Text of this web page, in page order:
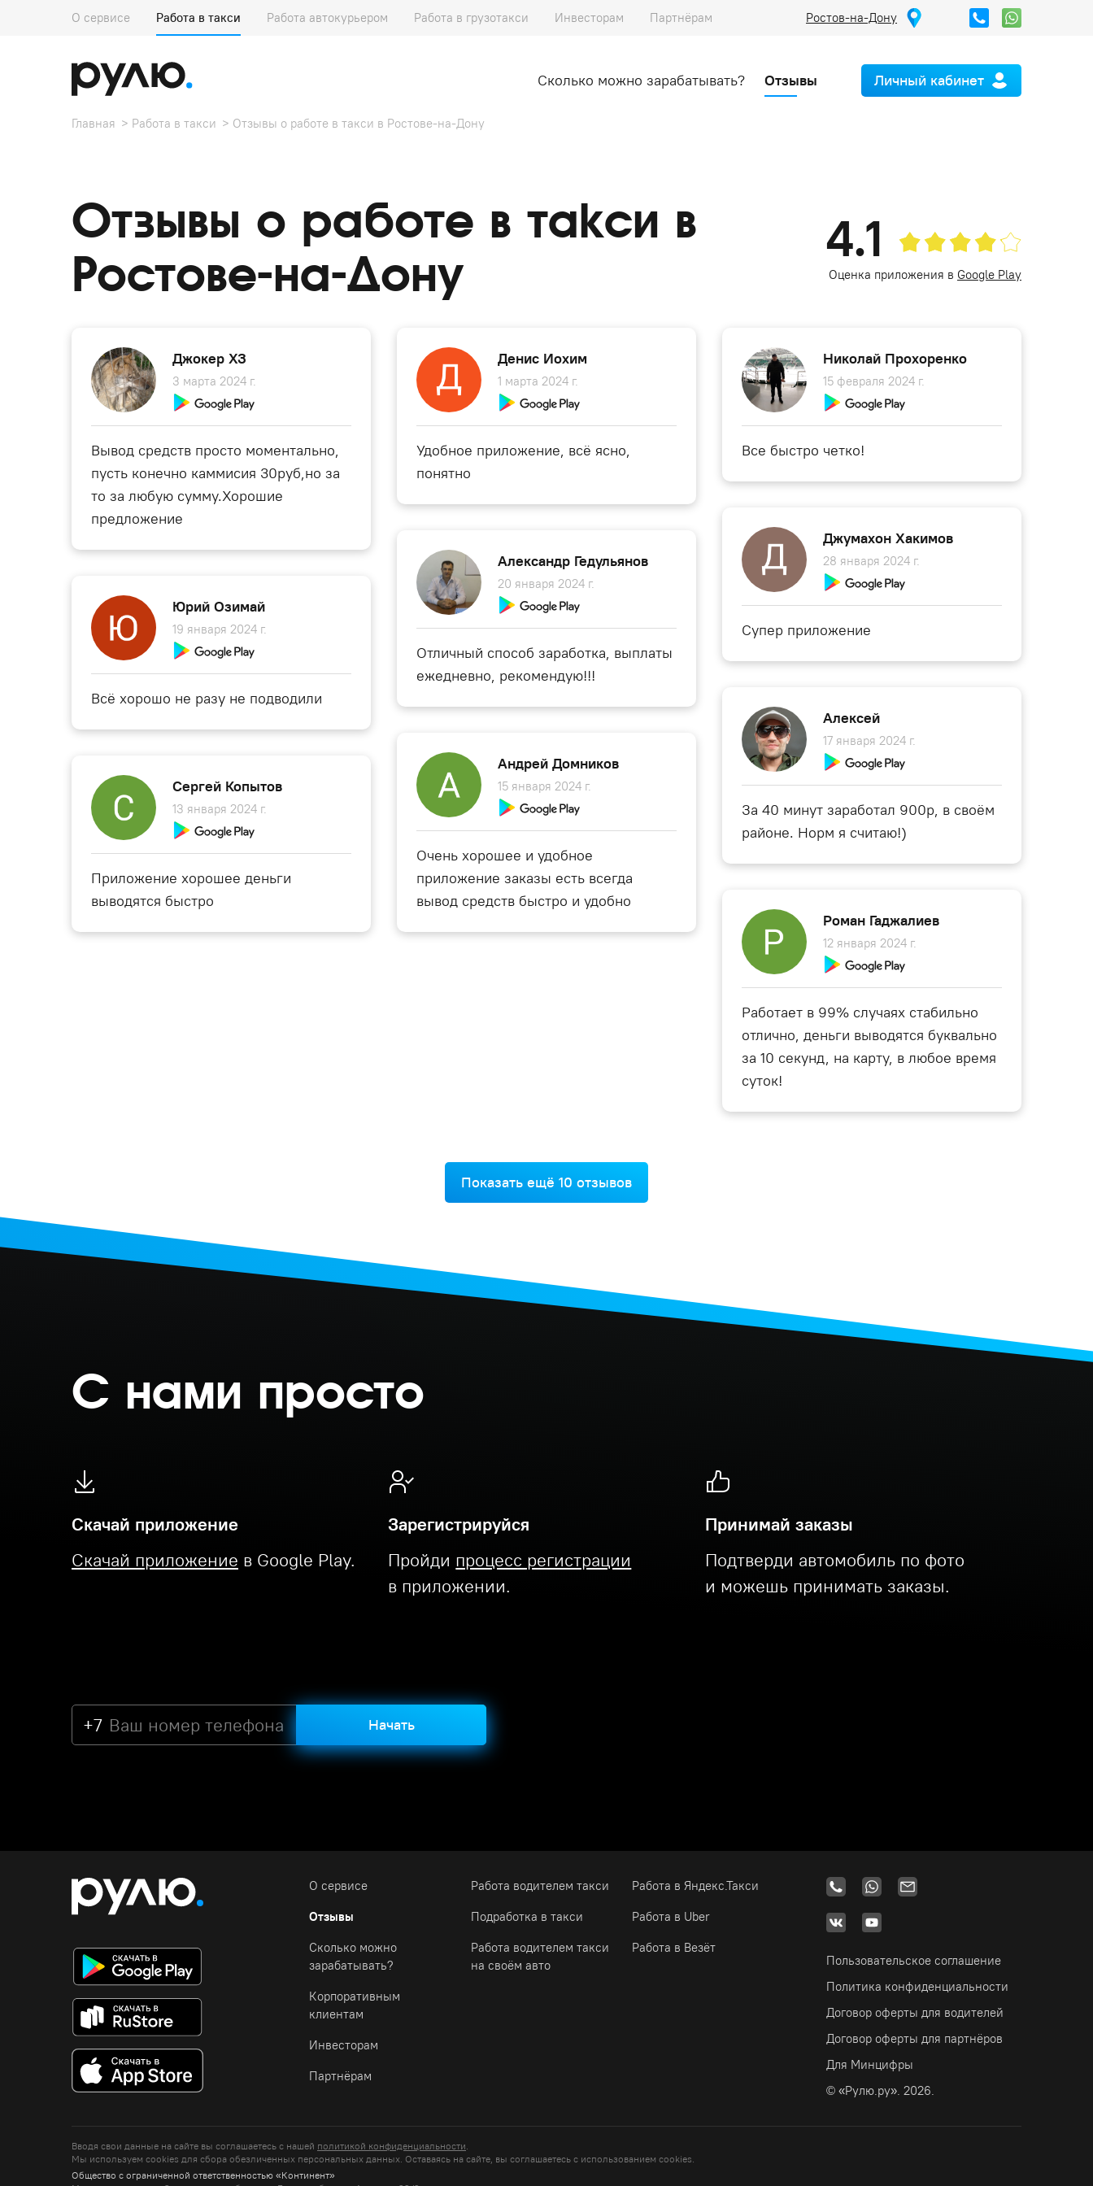
О сервисе Работа в такси Работа автокурьером Работа в грузотакси Инвесторам Партнёрам Ростов-на-Дону
Сколько можно зарабатывать? Отзывы Личный кабинет
Главная Работа в такси Отзывы о работе в такси в Ростове-на-Дону
Отзывы о работе в такси в
Ростове-на-Дону
4.1
Оценка приложения в Google Play
Джокер ХЗ
3 марта 2024 г.
Вывод средств просто моментально,
пусть конечно каммисия 30руб,но за
то за любую сумму.Хорошие
предложение
Денис Иохим
1 марта 2024 г.
Удобное приложение, всё ясно,
понятно
Николай Прохоренко
15 февраля 2024 г.
Все быстро четко!
Джумахон Хакимов
28 января 2024 г.
Супер приложение
Александр Гедульянов
20 января 2024 г.
Отличный способ заработка, выплаты
ежедневно, рекомендую!!!
Юрий Озимай
19 января 2024 г.
Всё хорошо не разу не подводили
Алексей
17 января 2024 г.
За 40 минут заработал 900р, в своём
районе. Норм я считаю!)
Андрей Домников
15 января 2024 г.
Очень хорошее и удобное
приложение заказы есть всегда
вывод средств быстро и удобно
Сергей Копытов
13 января 2024 г.
Приложение хорошее деньги
выводятся быстро
Роман Гаджалиев
12 января 2024 г.
Работает в 99% случаях стабильно
отлично, деньги выводятся буквально
за 10 секунд, на карту, в любое время
суток!
Показать ещё 10 отзывов
С нами просто
Скачай приложение
Скачай приложение в Google Play.
Зарегистрируйся
Пройди процесс регистрации
в приложении.
Принимай заказы
Подтверди автомобиль по фото
и можешь принимать заказы.
+7 Начать
О сервисе
Отзывы
Сколько можно
зарабатывать?
Корпоративным
клиентам
Инвесторам
Партнёрам
Работа водителем такси
Подработка в такси
Работа водителем такси
на своём авто
Работа в Яндекс.Такси
Работа в Uber
Работа в Везёт
Пользовательское соглашение
Политика конфиденциальности
Договор оферты для водителей
Договор оферты для партнёров
Для Минцифры
© «Рулю.ру». 2026.
Вводя свои данные на сайте вы соглашаетесь с нашей политикой конфиденциальности.
Мы используем cookies для сбора обезличенных персональных данных. Оставаясь на сайте, вы соглашаетесь c использованием cookies.
Общество с ограниченной ответственностью «Континент»